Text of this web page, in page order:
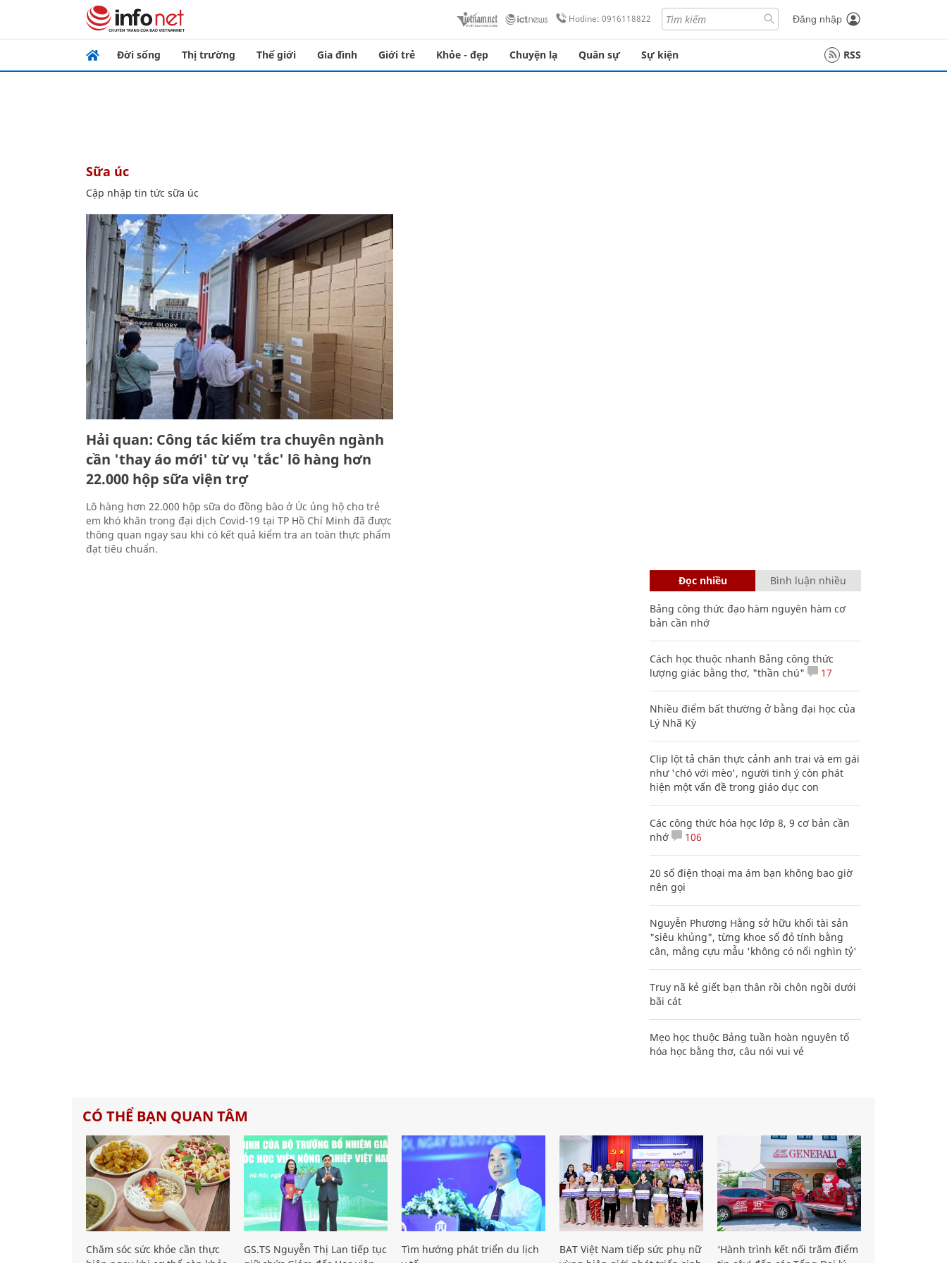
Hotline: 0916118822 Đăng nhập
Đời sống Thị trường Thế giới Gia đình Giới trẻ Khỏe - đẹp Chuyện lạ Quân sự Sự kiện RSS
sữa úc
Cập nhập tin tức sữa úc
Hải quan: Công tác kiểm tra chuyên ngành
cần 'thay áo mới' từ vụ 'tắc' lô hàng hơn
22.000 hộp sữa viện trợ
Lô hàng hơn 22.000 hộp sữa do đồng bào ở Úc ủng hộ cho trẻ
em khó khăn trong đại dịch Covid-19 tại TP Hồ Chí Minh đã được
thông quan ngay sau khi có kết quả kiểm tra an toàn thực phẩm
đạt tiêu chuẩn.
Đọc nhiều Bình luận nhiều
Bảng công thức đạo hàm nguyên hàm cơ
bản cần nhớ
Cách học thuộc nhanh Bảng công thức
lượng giác bằng thơ, "thần chú"
17
Nhiều điểm bất thường ở bằng đại học của
Lý Nhã Kỳ
Clip lột tả chân thực cảnh anh trai và em gái
như 'chó với mèo', người tinh ý còn phát
hiện một vấn đề trong giáo dục con
Các công thức hóa học lớp 8, 9 cơ bản cần
nhớ
106
20 số điện thoại ma ám bạn không bao giờ
nên gọi
Nguyễn Phương Hằng sở hữu khối tài sản
"siêu khủng", từng khoe sổ đỏ tính bằng
cân, mắng cựu mẫu 'không có nổi nghìn tỷ'
Truy nã kẻ giết bạn thân rồi chôn ngồi dưới
bãi cát
Mẹo học thuộc Bảng tuần hoàn nguyên tố
hóa học bằng thơ, câu nói vui vẻ
CÓ THỂ BẠN QUAN TÂM
Chăm sóc sức khỏe cần thực
GS.TS Nguyễn Thị Lan tiếp tục
Tìm hướng phát triển du lịch
BAT Việt Nam tiếp sức phụ nữ
‘Hành trình kết nối trăm điểm